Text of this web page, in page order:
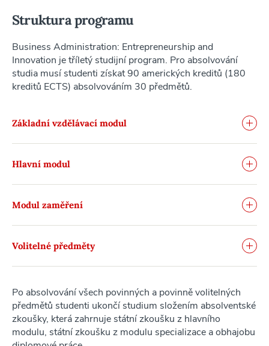
Struktura programu
Business Administration: Entrepreneurship and
Innovation je tříletý studijní program. Pro absolvování
studia musí studenti získat 90 amerických kreditů (180
kreditů ECTS) absolvováním 30 předmětů.
Základní vzdělávací modul
Hlavní modul
Modul zaměření
Volitelné předměty
Po absolvování všech povinných a povinně volitelných
předmětů studenti ukončí studium složením absolventské
zkoušky, která zahrnuje státní zkoušku z hlavního
modulu, státní zkoušku z modulu specializace a obhajobu